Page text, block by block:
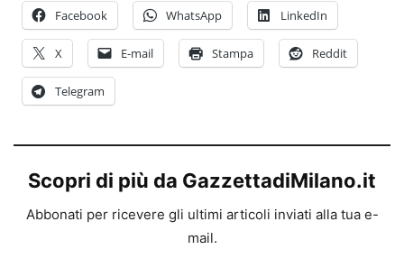
Facebook WhatsApp LinkedIn
X E-mail Stampa Reddit
Telegram
Scopri di più da GazzettadiMilano.it
Abbonati per ricevere gli ultimi articoli inviati alla tua e-
mail.